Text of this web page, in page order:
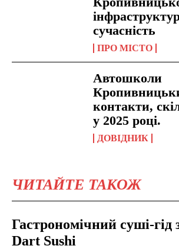
сучасність
ПРО МІСТО
Автошколи
контакти,
у 2025 році.
ДОВІДНИК
ЧИТАЙТЕ ТАКОЖ
Гастрономічний суші-гід
Dart Sushi